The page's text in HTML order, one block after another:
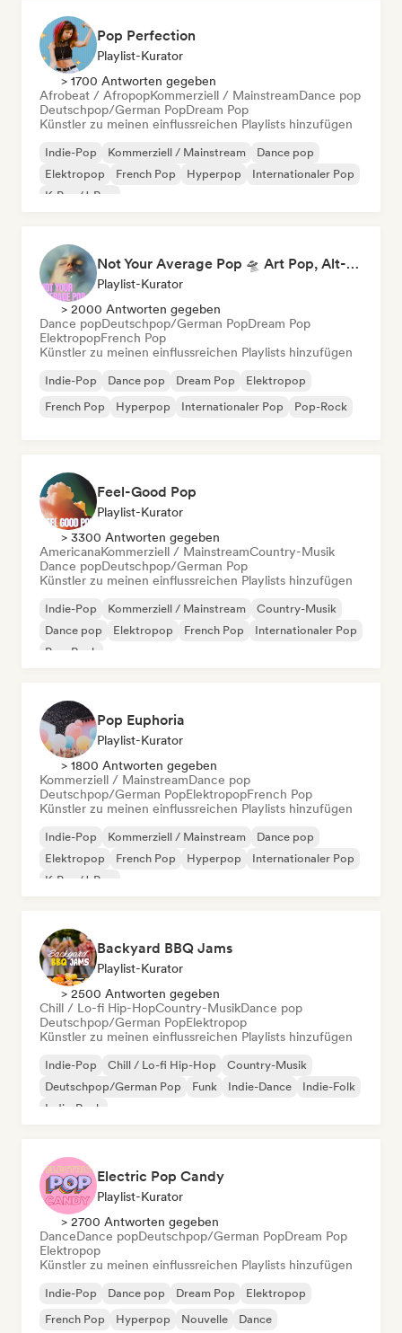
Pop Perfection
Playlist-Kurator
> 1700 Antworten gegeben
Afrobeat / AfropopKommerziell / MainstreamDance pop
Deutschpop/German PopDream Pop
Künstler zu meinen einflussreichen Playlists hinzufügen
Indie-Pop Kommerziell / Mainstream
Dance pop
Elektropop
French Pop Hyperpop
Internationaler Pop
K-Pop/J-Pop
Not Your Average Pop 🛸 Art Pop, Alt-Pop & Indie Pop
Playlist-Kurator
> 2000 Antworten gegeben
Dance popDeutschpop/German PopDream Pop
ElektropopFrench Pop
Künstler zu meinen einflussreichen Playlists hinzufügen
Indie-Pop Dance pop Dream Pop
Elektropop
French Pop
Hyperpop Internationaler Pop Pop-Rock
Feel-Good Pop
Playlist-Kurator
> 3300 Antworten gegeben
AmericanaKommerziell / MainstreamCountry-Musik
Dance popDeutschpop/German Pop
Künstler zu meinen einflussreichen Playlists hinzufügen
Indie-Pop Kommerziell / Mainstream
Country-Musik
Dance pop
Elektropop French Pop
Internationaler Pop
Pop-Rock
Pop Euphoria
Playlist-Kurator
> 1800 Antworten gegeben
Kommerziell / MainstreamDance pop
Deutschpop/German PopElektropopFrench Pop
Künstler zu meinen einflussreichen Playlists hinzufügen
Indie-Pop Kommerziell / Mainstream
Dance pop
Elektropop
French Pop Hyperpop
Internationaler Pop
K-Pop/J-Pop
Backyard BBQ Jams
Playlist-Kurator
> 2500 Antworten gegeben
Chill / Lo-fi Hip-HopCountry-MusikDance pop
Deutschpop/German PopElektropop
Künstler zu meinen einflussreichen Playlists hinzufügen
Indie-Pop Chill / Lo-fi Hip-Hop
Country-Musik
Deutschpop/German Pop
Funk Indie-Dance
Indie-Folk
Indie-Rock
Electric Pop Candy
Playlist-Kurator
> 2700 Antworten gegeben
DanceDance popDeutschpop/German PopDream Pop
Elektropop
Künstler zu meinen einflussreichen Playlists hinzufügen
Indie-Pop Dance pop Dream Pop
Elektropop
French Pop
Hyperpop Nouvelle Dance